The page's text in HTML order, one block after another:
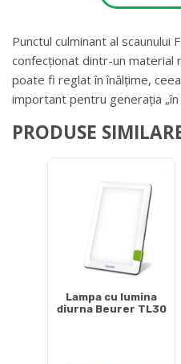
Punctul culminant al scaunului
confecționat dintr-un material
poate fi reglat în înălțime,
important pentru generația
PRODUSE
Lampa cu lumina
diurna Beurer TL30